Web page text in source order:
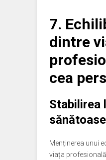
7.
dintre
cea
Stabilirea
sănătoase
Menținerea unui
viața